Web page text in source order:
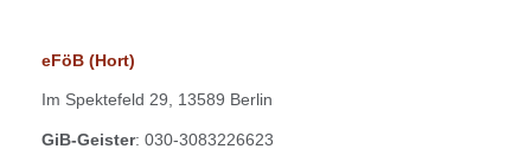
eFöB (Hort)
Im Spektefeld 29, 13589 Berlin
GiB-Geister: 030-3083226623